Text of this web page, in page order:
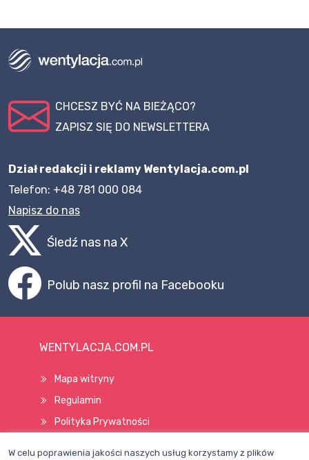
CHCESZ BYĆ NA BIEŻĄCO?
ZAPISZ SIĘ DO NEWSLETTERA
Dział redakcji i reklamy Wentylacja.com.pl
Telefon: +48 781 000 084
Napisz do nas
Śledź nas na X
Polub nasz profil na Facebooku
WENTYLACJA.COM.PL
Mapa witryny
Regulamin
Polityka Prywatności
W celu poprawienia jakości naszych usług korzystamy z plików